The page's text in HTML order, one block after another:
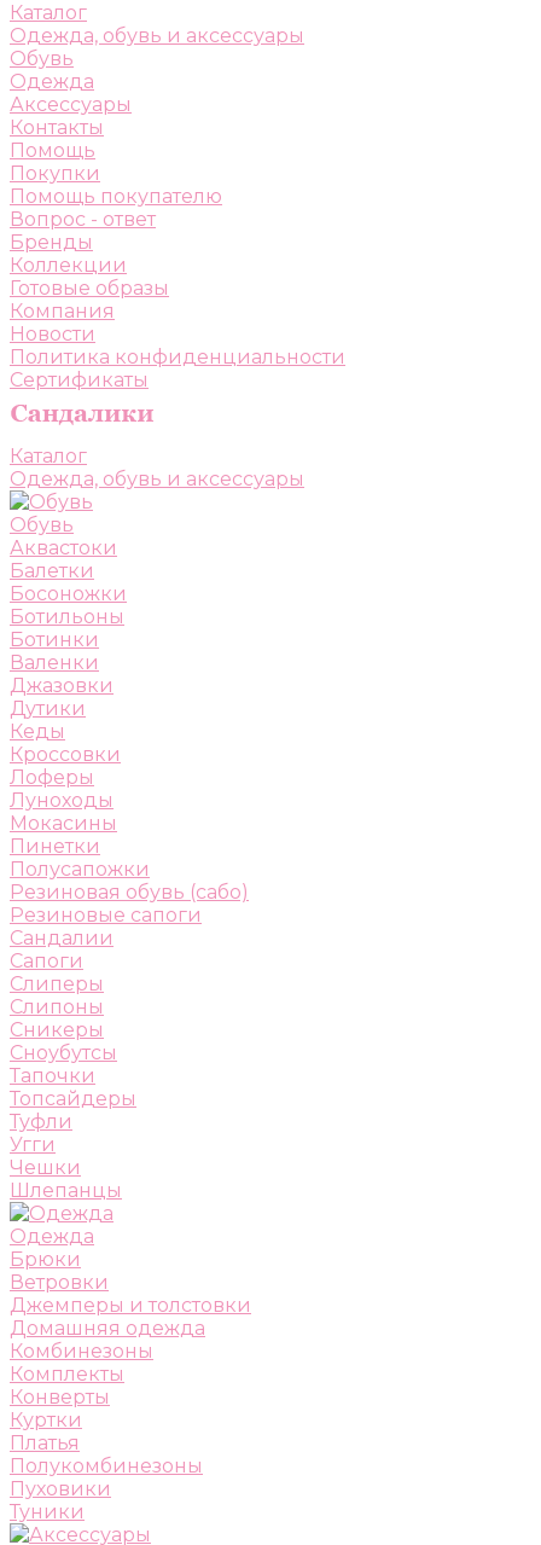
Каталог
Одежда, обувь и аксессуары
Обувь
Одежда
Аксессуары
Контакты
Помощь
Покупки
Помощь покупателю
Вопрос - ответ
Бренды
Коллекции
Готовые образы
Компания
Новости
Политика конфиденциальности
Сертификаты
Каталог
Одежда, обувь и аксессуары
Обувь
Аквастоки
Балетки
Босоножки
Ботильоны
Ботинки
Валенки
Джазовки
Дутики
Кеды
Кроссовки
Лоферы
Луноходы
Мокасины
Пинетки
Полусапожки
Резиновая обувь (сабо)
Резиновые сапоги
Сандалии
Сапоги
Слиперы
Слипоны
Сникеры
Сноубутсы
Тапочки
Топсайдеры
Туфли
Угги
Чешки
Шлепанцы
Одежда
Брюки
Ветровки
Джемперы и толстовки
Домашняя одежда
Комбинезоны
Комплекты
Конверты
Куртки
Платья
Полукомбинезоны
Пуховики
Туники